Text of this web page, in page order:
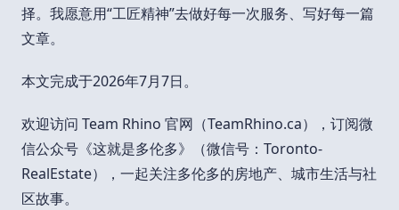
择。我愿意用“工匠精神”去做好每一次服务、写好每一篇
文章。
本文完成于2026年7月7日。
欢迎访问 Team Rhino 官网（TeamRhino.ca），订阅微
信公众号《这就是多伦多》（微信号：Toronto-
RealEstate），一起关注多伦多的房地产、城市生活与社
区故事。